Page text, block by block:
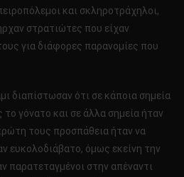
και σκληροτράχηλοι,
στρατιώτες που είχαν
για διάφορες παρανομίες που
διαπίστωσαν ότι σε κάποια σημεία
γόνατο και σε άλλα σημεία ήταν
τους προσπάθεια ήταν να
ευκολοδιάβατο, όμως εκείνη την
παρατεταγμένοι στην απέναντι